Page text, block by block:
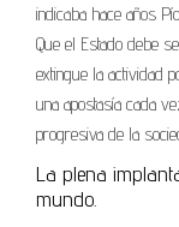
indicaba hace años
Que el Estado debe
extingue la actividad
una apostasía cada
progresiva de la
La plena
mundo.